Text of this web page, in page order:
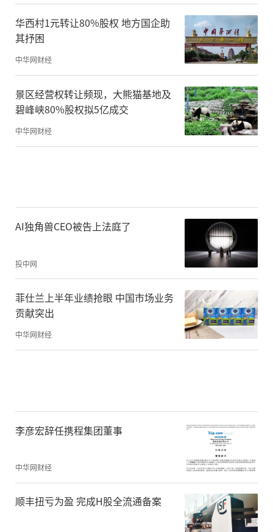
华西村1元转让80%股权 地方国企助
其抒困
中华网财经
景区经营权转让频现，大熊猫基地及
碧峰峡80%股权拟5亿成交
中华网财经
AI独角兽CEO被告上法庭了
投中网
菲仕兰上半年业绩抢眼 中国市场业务
贡献突出
中华网财经
李彦宏辞任携程集团董事
中华网财经
顺丰扭亏为盈 完成H股全流通备案